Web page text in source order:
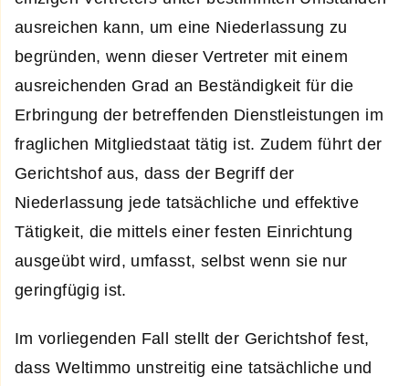
ausreichen kann, um eine Niederlassung zu
begründen, wenn dieser Vertreter mit einem
ausreichenden Grad an Beständigkeit für die
Erbringung der betreffenden Dienstleistungen im
fraglichen Mitgliedstaat tätig ist. Zudem führt der
Gerichtshof aus, dass der Begriff der
Niederlassung jede tatsächliche und effektive
Tätigkeit, die mittels einer festen Einrichtung
ausgeübt wird, umfasst, selbst wenn sie nur
geringfügig ist.
Im vorliegenden Fall stellt der Gerichtshof fest,
dass Weltimmo unstreitig eine tatsächliche und